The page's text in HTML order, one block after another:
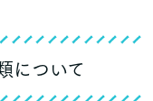
について